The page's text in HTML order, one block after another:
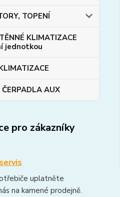
TOPENÍ
KLIMATIZACE
jednotkou
AUX
pro zákazníky
uplatněte
na kamené prodejně.